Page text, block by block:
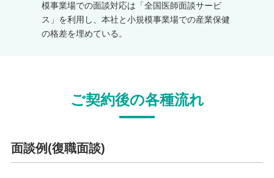
模事業場での面談対応は「全国医師面談サービ
ス」を利用し、本社と小規模事業場での産業保健
の格差を埋めている。
ご契約後の各種流れ
面談例(復職面談)